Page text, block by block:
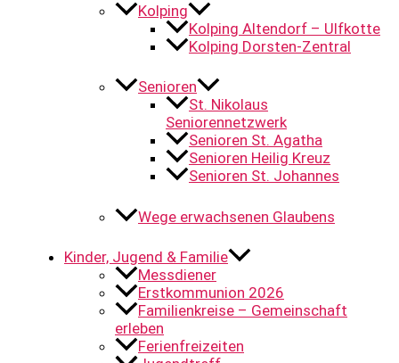
Kolping
Kolping Altendorf – Ulfkotte
Kolping Dorsten-Zentral
Senioren
St. Nikolaus
Seniorennetzwerk
Senioren St. Agatha
Senioren Heilig Kreuz
Senioren St. Johannes
Wege erwachsenen Glaubens
Kinder, Jugend & Familie
Messdiener
Erstkommunion 2026
Familienkreise – Gemeinschaft
erleben
Ferienfreizeiten